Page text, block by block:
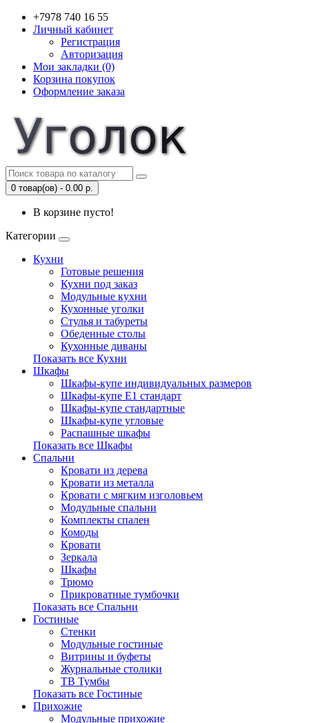
+7978 740 16 55
Личный кабинет
Регистрация
Авторизация
Мои закладки (0)
Корзина покупок
Оформление заказа
0 товар(ов) - 0.00 р.
В корзине пусто!
Категории
Кухни
Готовые решения
Кухни под заказ
Модульные кухни
Кухонные уголки
Стулья и табуреты
Обеденные столы
Кухонные диваны
Показать все Кухни
Шкафы
Шкафы-купе индивидуальных размеров
Шкафы-купе Е1 стандарт
Шкафы-купе стандартные
Шкафы-купе угловые
Распашные шкафы
Показать все Шкафы
Спальни
Кровати из дерева
Кровати из металла
Кровати с мягким изголовьем
Модульные спальни
Комплекты спален
Комоды
Кровати
Зеркала
Шкафы
Трюмо
Прикроватные тумбочки
Показать все Спальни
Гостиные
Стенки
Модульные гостиные
Витрины и буфеты
Журнальные столики
ТВ Тумбы
Показать все Гостиные
Прихожие
Модульные прихожие